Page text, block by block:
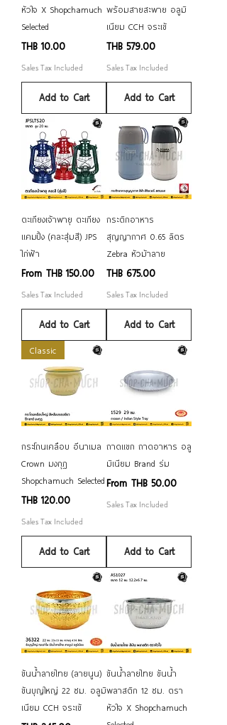
หัวใจ X Shopchamuch
Selected
Price
THB 10.00
Sales Tax Included
Add to Cart
พร้อมสายสะพาย อลูมิ
เนียม CCH จระเข้
Price
THB 579.00
Sales Tax Included
Add to Cart
ตะเกียงเจ้าพายุ ตะเกียง
แคมปิ้ง (คละสุ่มสี) JPS
ไก่ฟ้า
From THB 150.00
Sale Price
Sales Tax Included
Add to Cart
กระติกอาหาร
สุญญากาศ 0.65 ลิตร
Zebra หัวม้าลาย
Price
THB 675.00
Sales Tax Included
Add to Cart
Classic
กระโถนเคลือบ อีนาเมล
Crown มงกุฎ
Shopchamuch Selected
Price
THB 120.00
Sales Tax Included
Add to Cart
ถาดแขก ถาดอาหาร อลู
มิเนียม Brand ร่ม
From THB 50.00
Sale Price
Sales Tax Included
Add to Cart
ขันน้ำลายไทย (ลายนูน)
ขันบุญใหญ่ 22 ซม. อลูมิ
เนียม CCH จระเข้
ขันน้ำลายไทย ขันน้ำ
พลาสติก 12 ซม. ตรา
หัวใจ X Shopchamuch